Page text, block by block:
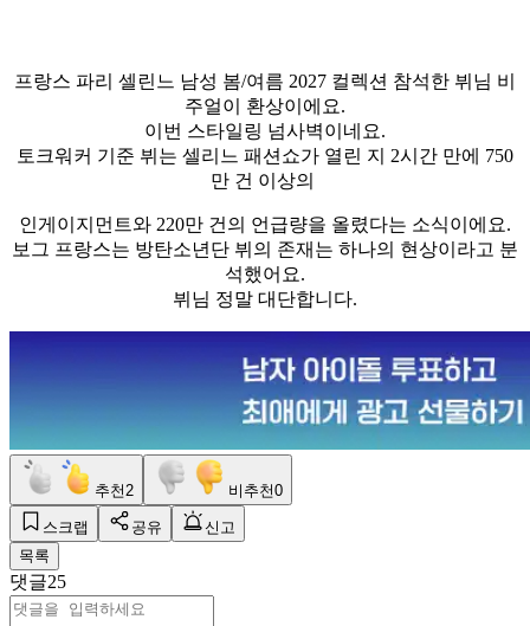
프랑스 파리 셀린느 남성 봄/여름 2027 컬렉션 참석한 뷔님 비
주얼이 환상이에요.
이번 스타일링 넘사벽이네요.
토크워커 기준 뷔는 셀리느 패션쇼가 열린 지 2시간 만에 750
만 건 이상의
인게이지먼트와 220만 건의 언급량을 올렸다는 소식이에요.
보그 프랑스는 방탄소년단 뷔의 존재는 하나의 현상이라고 분
석했어요.
뷔님 정말 대단합니다.
추천 2 비추천0
스크랩 공유
신고
목록
댓글25